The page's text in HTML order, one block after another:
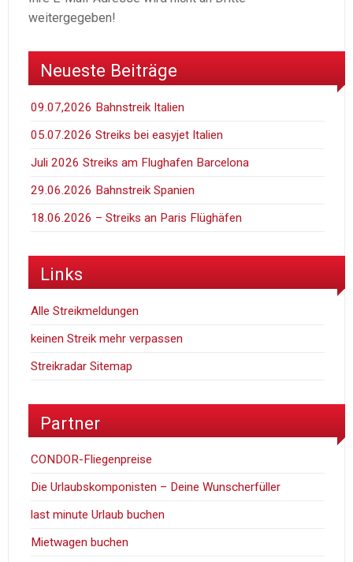
weitergegeben!
Neueste Beiträge
09.07,2026 Bahnstreik Italien
05.07.2026 Streiks bei easyjet Italien
Juli 2026 Streiks am Flughafen Barcelona
29.06.2026 Bahnstreik Spanien
18.06.2026 – Streiks an Paris Flüghäfen
Links
Alle Streikmeldungen
keinen Streik mehr verpassen
Streikradar Sitemap
Partner
CONDOR-Fliegenpreise
Die Urlaubskomponisten – Deine Wunscherfüller
last minute Urlaub buchen
Mietwagen buchen